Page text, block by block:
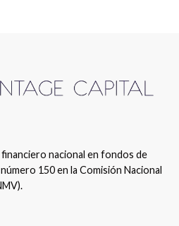
nacional en fondos de
150 en la Comisión Nacional